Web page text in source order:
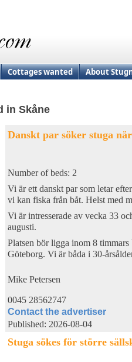
Cottages wanted About
in Skåne
Danskt par söker stuga
Number of beds: 2
Vi är ett danskt par som letar
vi kan fiska från båt. Helst med
Vi är intresserade av vecka 33
augusti.
Platsen bör ligga inom 8
Göteborg. Vi är båda i 30-
Mike Petersen
0045 28562747
Contact the advertiser
Published: 2026-08-04
Stuga sökes för större